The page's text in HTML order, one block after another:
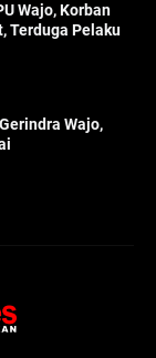
Wajo, Korban
Terduga Pelaku
Wajo,